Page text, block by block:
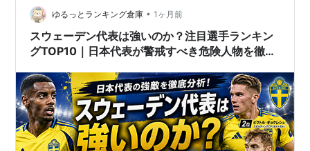
ま… ゆるっとランキング倉庫 • 1ヶ月前
スウェーデン代表は強いのか？注目選手ランキン
グTOP10｜日本代表が警戒すべき危険人物を徹底